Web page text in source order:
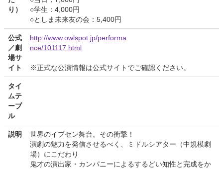
り）
○学生：4,000円
○としま未来友の会：5,400円
公式
／劇
場サ
イト
http://www.owlspot.jp/performa
nce/101117.html
※正式な公演情報は公式サイトでご確認ください。
タイ
ムテ
ーブ
ル
説明
世界のイプセン舞台。その衝撃！
演劇の魅力を発信させるべく、ミドルシアター（中規模劇
場）にこだわり
鬼才の演出家・カンパニーによるするどい知性と完成をか